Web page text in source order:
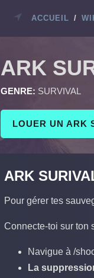
ACCUEIL /
ARK
GENRE: SURVIVAL
LOUER UN ARK
ARK
Pour gérer tes
Connecte-toi sur ton
Navigue à /
La